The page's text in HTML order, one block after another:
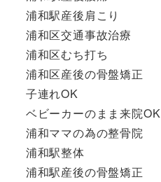
浦和駅産後肩こり
浦和区交通事故治療
浦和区むち打ち
浦和区産後の骨盤矯正
子連れOK
ベビーカーのまま来院OK
浦和ママの為の整骨院
浦和駅整体
浦和駅産後の骨盤矯正